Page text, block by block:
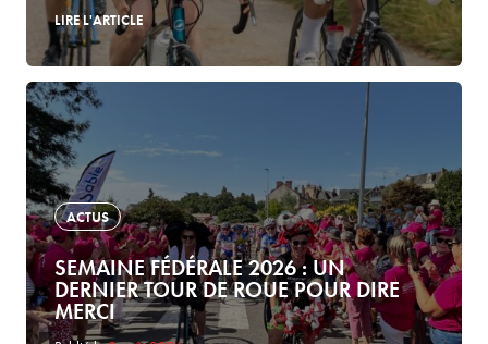
LIRE L'ARTICLE
ACTUS
SEMAINE FÉDÉRALE 2026 : UN
DERNIER TOUR DE ROUE POUR DIRE
MERCI